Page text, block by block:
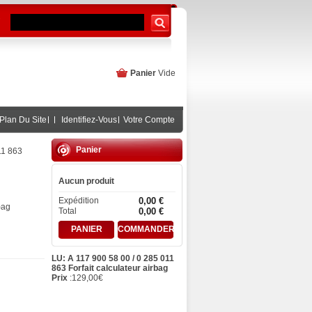
Panier Vide
Plan Du Site Identifiez-Vous Votre Compte
863
Panier
Aucun produit
Expédition
0,00 €
Total 0,00 €
PANIER COMMANDER
LU: A 117 900 58 00 / 0 285 011
863 Forfait calculateur airbag
Prix :129,00€